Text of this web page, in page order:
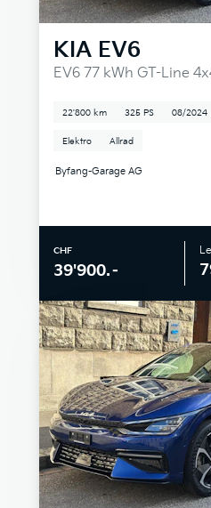
KIA EV6
EV6 77 kWh GT-Line
22'800 km 325 PS 08/2024
Elektro Allrad
Byfang-Garage AG
CHF
39'900.–